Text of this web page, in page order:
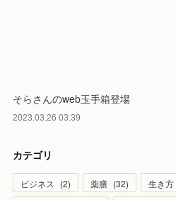
そらさんのweb玉手箱登場
2023.03.26 03:39
カテゴリ
ビジネス (2) 薬膳 (32) 生き方